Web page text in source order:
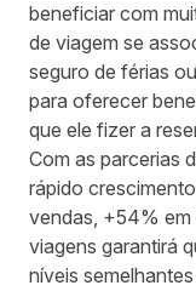
beneficiar com
de viagem se
seguro de férias
para oferecer
que ele fizer a
Com as parcerias
rápido
vendas, +54% em
viagens garantirá
níveis